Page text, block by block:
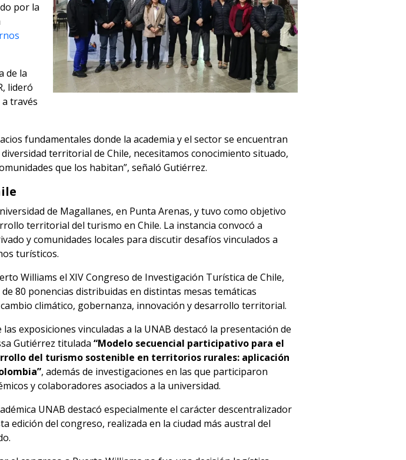
por la
de la
lideró
través
fundamentales donde la academia y el sector se encuentran
territorial de Chile, necesitamos conocimiento situado,
que los habitan”, señaló Gutiérrez.
de Magallanes, en Punta Arenas, y tuvo como objetivo
territorial del turismo en Chile. La instancia convocó a
y comunidades locales para discutir desafíos vinculados a
turísticos.
Williams el XIV Congreso de Investigación Turística de Chile,
80 ponencias distribuidas en distintas mesas temáticas
climático, gobernanza, innovación y desarrollo territorial.
las exposiciones vinculadas a la UNAB destacó la presentación de
Gutiérrez titulada “Modelo secuencial participativo para el
del turismo sostenible en territorios rurales: aplicación
, además de investigaciones en las que participaron
y colaboradores asociados a la universidad.
UNAB destacó especialmente el carácter descentralizador
edición del congreso, realizada en la ciudad más austral del